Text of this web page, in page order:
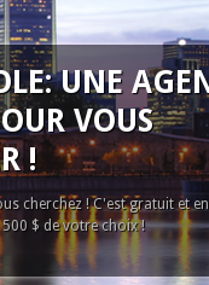
UNE
VOUS
!
cherchez ! C'est gratuit et
$ de votre choix !